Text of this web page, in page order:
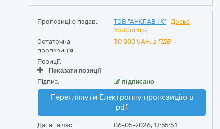
Пропозицію подав: ТОВ "АНКЛАВ І К"
Досьє
YouControl
Остаточна
пропозиція:
30 000 UAH, з ПДВ
Позиції:
Показати позиції
Підпис:
підписано
Переглянути Електронну пропозицію в
pdf
Дата та час
06-05-2026, 17:55:51